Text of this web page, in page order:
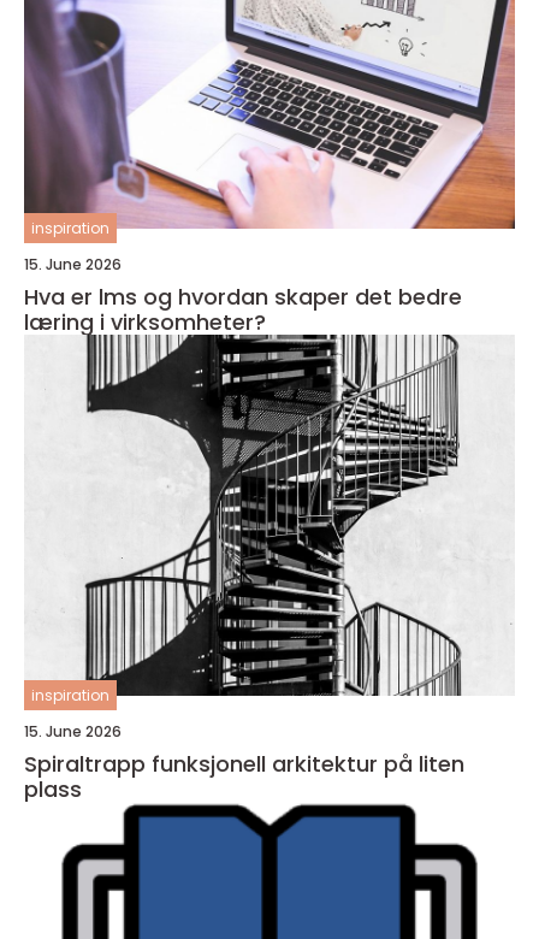
inspiration
15. June 2026
Hva er lms og hvordan skaper det bedre
læring i virksomheter?
inspiration
15. June 2026
Spiraltrapp funksjonell arkitektur på liten
plass